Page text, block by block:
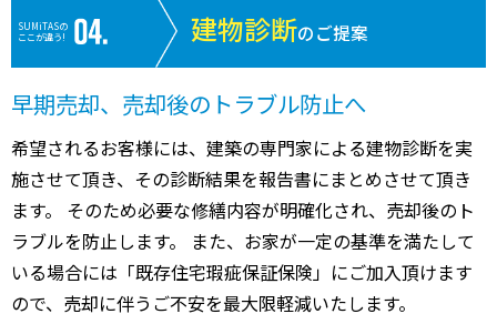
SUMiTASの
ここが違う!
建物診断のご提案
早期売却、売却後のトラブル防止へ
希望されるお客様には、建築の専門家による建物診断を実
施させて頂き、その診断結果を報告書にまとめさせて頂き
ます。 そのため必要な修繕内容が明確化され、売却後のト
ラブルを防止します。 また、お家が一定の基準を満たして
いる場合には「既存住宅瑕疵保証保険」にご加入頂けます
ので、売却に伴うご不安を最大限軽減いたします。